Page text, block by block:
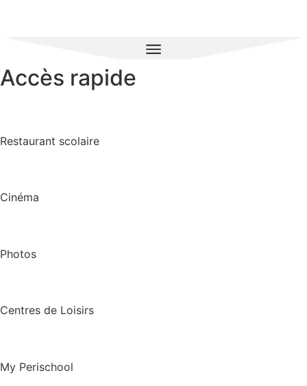
Accès rapide
Restaurant scolaire
Cinéma
Photos
Centres de Loisirs
My Perischool